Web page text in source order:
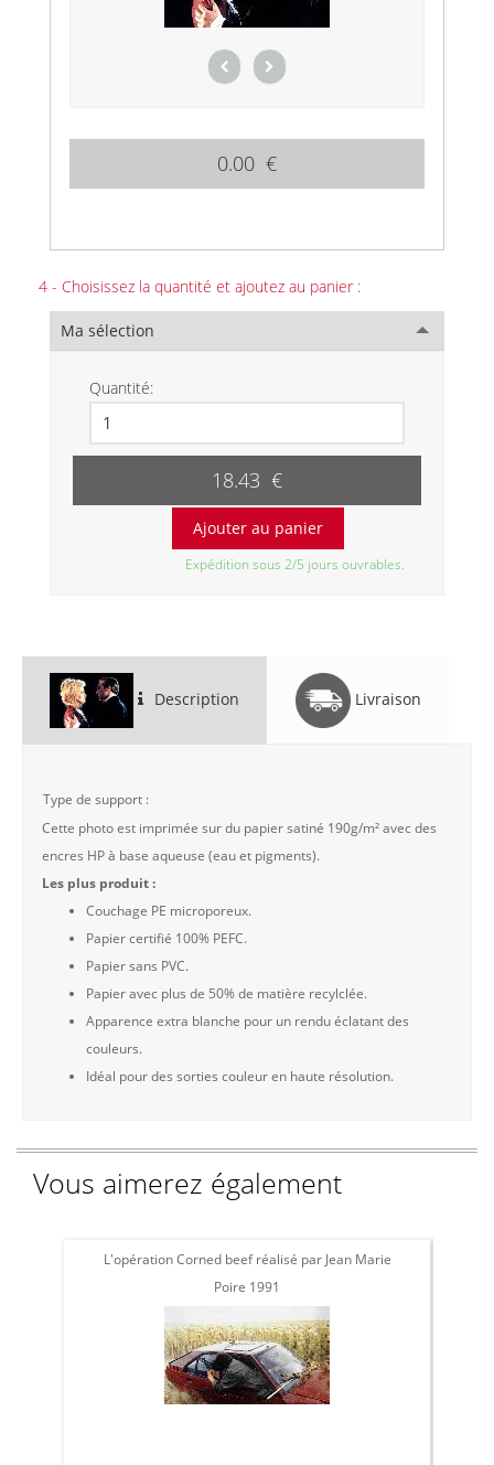
0.00 €
4 - Choisissez la quantité et ajoutez au panier :
Ma sélection
Quantité:
18.43 €
Expédition sous 2/5 jours ouvrables.
Description Livraison
Type de support :
Cette photo est imprimée sur du papier satiné 190g/m² avec des
encres HP à base aqueuse (eau et pigments).
Les plus produit :
Couchage PE microporeux.
Papier certifié 100% PEFC.
Papier sans PVC.
Papier avec plus de 50% de matière recylclée.
Apparence extra blanche pour un rendu éclatant des
couleurs.
Idéal pour des sorties couleur en haute résolution.
Vous aimerez également
L'opération Corned beef réalisé par Jean Marie
Poire 1991